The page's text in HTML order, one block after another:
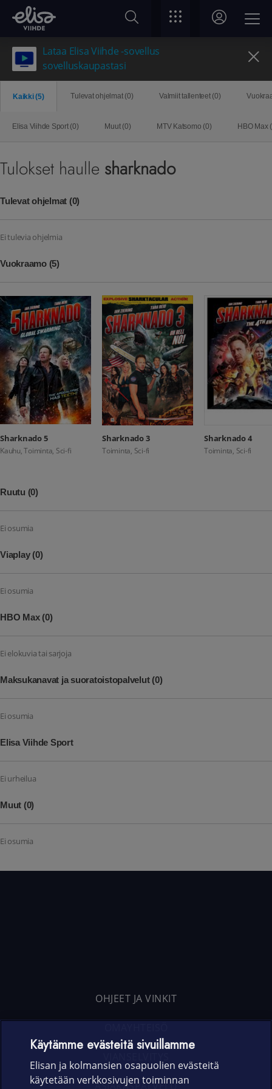
Lataa Elisa Viihde -sovellus
sovelluskaupastasi
Kaikki (5) Tulevat ohjelmat (0) Valmiit tallenteet (0)
Elisa Viihde Sport (0) Muut (0) MTV Katsomo (0) HBO Max (
Tulokset haulle sharknado
Tulevat ohjelmat (0)
Ei tulevia ohjelmia
Vuokraamo(5)
Sharknado 5
Kauhu, Toiminta, Sci-fi
Sharknado 3
Toiminta, Sci-fi
Sharknado 4
Toiminta, Sci-fi
Ruutu (0)
Ei osumia
Viaplay(0)
Ei osumia
HBO Max(0)
Ei elokuvia tai sarjoja
Maksukanavat ja suoratoistopalvelut(0)
Ei osumia
Elisa Viihde Sport
Ei urheilua
Muut (0)
Ei osumia
OHJEET JA VINKIT
ASIAKASPALVELU
Käytämme evästeitä sivuillamme
Elisan ja kolmansien osapuolien evästeitä
käytetään verkkosivujen toiminnan